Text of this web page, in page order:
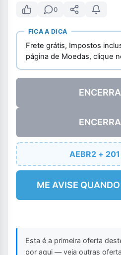
0
FICA A DICA
Frete grátis, Impostos
página de Moedas, clique
AEBR2 +
ME AVISE
Esta é a primeira oferta
por aqui — veja outras